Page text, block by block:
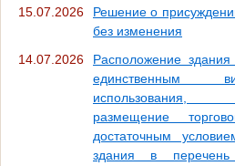
15.07.2026
Решение о
без изменения
14.07.2026
Расположение
единственным
использования,
размещение
достаточным
здания в